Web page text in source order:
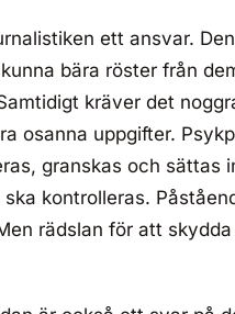
ett ansvar.
bära röster från
kräver det
osanna uppgifter.
granskas och sättas
ska kontrolleras.
rädslan för att